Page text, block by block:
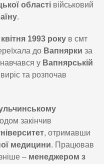
області військовий
.
1993 року в смт
до Вапнярки за
у Вапнярській
та розпочав
закінчив
, отримавши
медицини. Працював
– менеджером з